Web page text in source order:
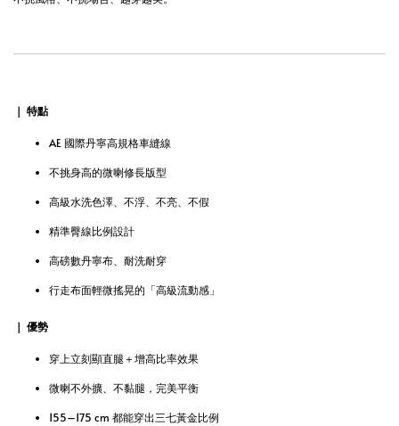
｜ 特點
AE 國際丹寧高規格車縫線
不挑身高的微喇修長版型
高級水洗色澤、不浮、不亮、不假
精準臀線比例設計
高磅數丹寧布、耐洗耐穿
行走布面輕微搖晃的「高級流動感」
｜ 優勢
穿上立刻顯直腿＋增高比率效果
微喇不外擴、不黏腿，完美平衡
155–175 cm 都能穿出三七黃金比例